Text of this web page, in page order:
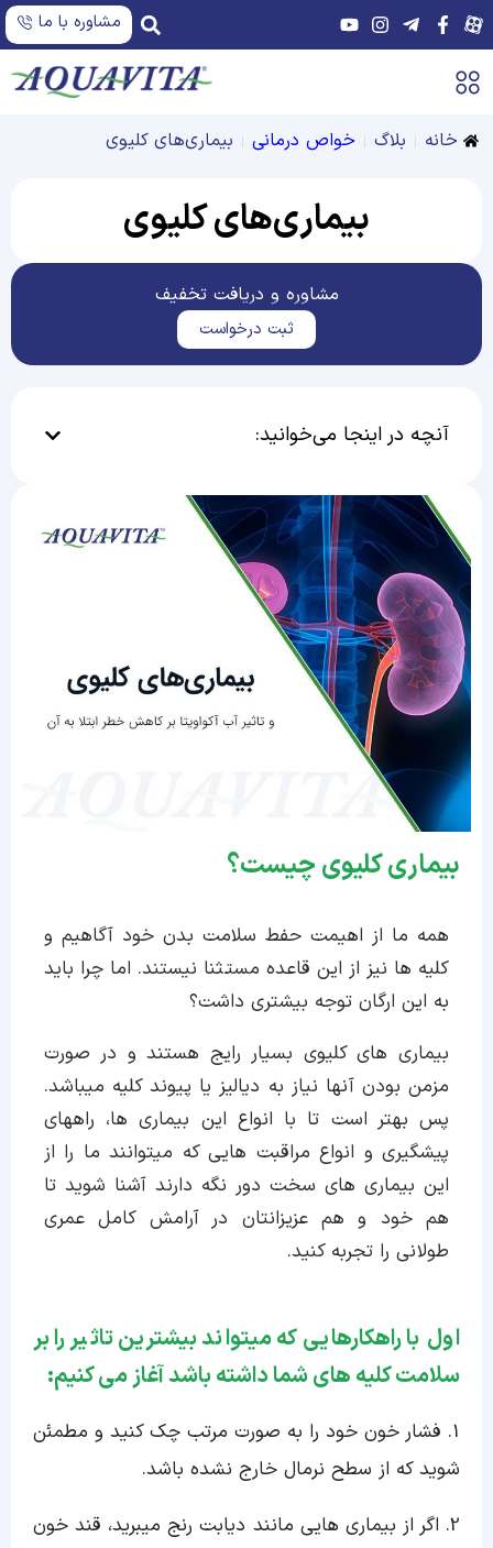
مشاوره با ما
خانه بلاگ خواص درمانی بیماری‌های کلیوی
بیماری‌های کلیوی
مشاوره و دریافت تخفیف
ثبت درخواست
بیماری کلیوی چیست؟
همه ما از اهیمت حفط سلامت بدن خود آگاهیم و
کلیه ها نیز از این قاعده مستثنا نیستند. اما چرا باید
به این ارگان توجه بیشتری داشت؟
بیماری های کلیوی بسیار رایج هستند و در صورت
مزمن بودن آنها نیاز به دیالیز یا پیوند کلیه میباشد.
پس بهتر است تا با انواع این بیماری ها، راههای
پیشگیری و انواع مراقبت هایی که میتوانند ما را از
این بیماری های سخت دور نگه دارند آشنا شوید تا
هم خود و هم عزیزانتان در آرامش کامل عمری
طولانی را تجربه کنید.
اول با راهکارهایی که میتواند بیشترین تاثیر را بر
سلامت کلیه های شما داشته باشد آغاز می کنیم:
1. فشار خون خود را به صورت مرتب چک کنید و مطمئن
شوید که از سطح نرمال خارج نشده باشد.
2. اگر از بیماری هایی مانند دیابت رنج میبرید، قند خون
آنچه در اینجا می‌خوانید: